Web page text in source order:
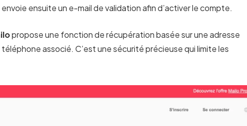
ensuite un e-mail de validation afin d’activer le compte.
propose une fonction de récupération basée sur une adresse
associé. C’est une sécurité précieuse qui limite les